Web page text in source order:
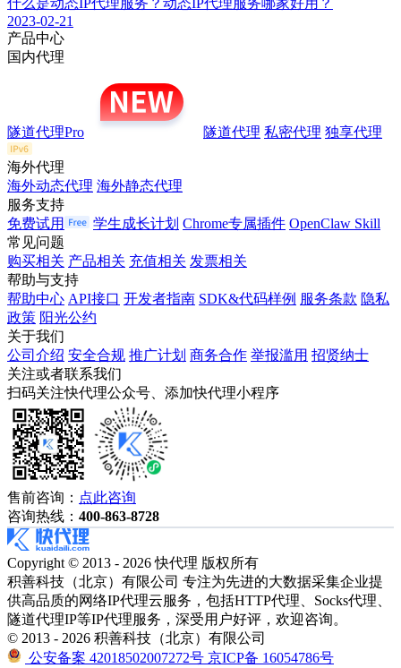
什么是动态IP代理服务？动态IP代理服务哪家好用？
2023-02-21
产品中心
国内代理
隧道代理Pro 隧道代理 私密代理 独享代理
海外代理
海外动态代理 海外静态代理
服务支持
免费试用
学生成长计划 Chrome专属插件 OpenClaw Skill
常见问题
购买相关 产品相关 充值相关 发票相关
帮助与支持
帮助中心 API接口 开发者指南 SDK&代码样例 服务条款 隐私
政策 阳光公约
关于我们
公司介绍 安全合规 推广计划 商务合作 举报滥用 招贤纳士
关注或者联系我们
扫码关注快代理公众号、添加快代理小程序
售前咨询： 点此咨询
咨询热线： 400-863-8728
Copyright © 2013 - 2026 快代理 版权所有
积善科技（北京）有限公司 专注为先进的大数据采集企业提
供高品质的网络IP代理云服务，包括HTTP代理、Socks代理、
隧道代理IP等IP代理服务，深受用户好评，欢迎咨询。
© 2013 - 2026 积善科技（北京）有限公司
公安备案 42018502007272号 京ICP备 16054786号